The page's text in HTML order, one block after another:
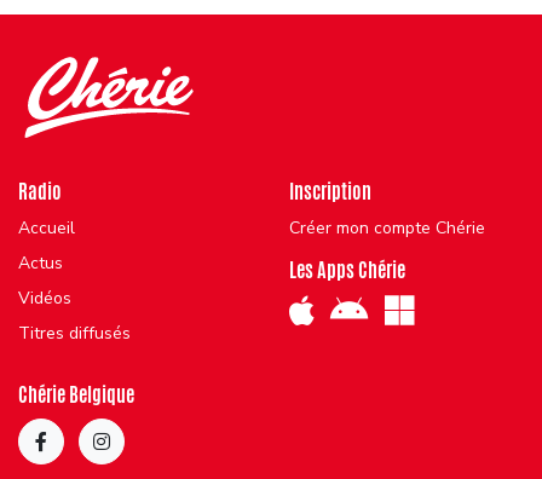
Radio
Accueil
Actus
Vidéos
Titres diffusés
Inscription
Créer mon compte Chérie
Les Apps Chérie
Chérie Belgique